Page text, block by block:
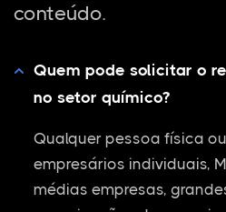
conteúdo.
Quem pode solicitar o
no setor químico?
Qualquer pessoa física
empresários individuais,
médias empresas,